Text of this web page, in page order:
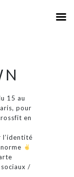
15 au
pour
en
l’identité
/